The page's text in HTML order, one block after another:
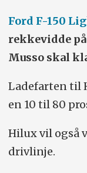
Ford F-150
rekkevidde
Musso skal
Ladefarten til
en 10 til 80
Hilux vil også
drivlinje.